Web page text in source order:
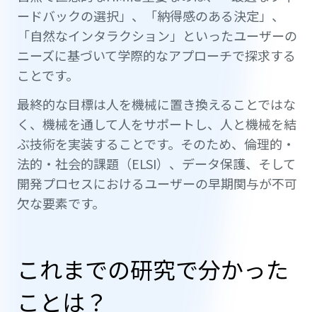
ードバックの選択」、「納得感のある決定」、
「自然なインタラクション」といったユーザーの
ニーズに基づいて学際的なアプローチで探求する
ことです。
最終的な目標は人を機械に置き換えることではな
く、機械を通して人をサポートし、人と機械を結
ぶ技術を実装することです。そのため、倫理的・
法的・社会的課題（ELSI）、データ保護、そして
開発プロセスにおけるユーザーの早期関与が不可
欠な要素です。
これまでの研究で分かった
ことは？